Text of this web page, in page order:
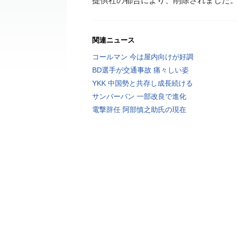
関連ニュース
コールマン 今は屋内向けが好調
BD選手が交通事故 痛々しい姿
YKK 中国勢と共存し成長続ける
サンバーバン 一部改良で進化
電撃辞任 阿部慎之助氏の現在